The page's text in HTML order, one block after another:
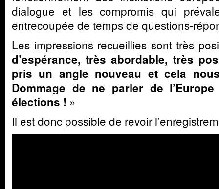
dialogue et les compromis qui
entrecoupée de temps de questions-
Les impressions recueillies sont très
d’espérance, très abordable, très
pris un angle nouveau et cela
Dommage de ne parler de
élections ! »
Il est donc possible de revoir